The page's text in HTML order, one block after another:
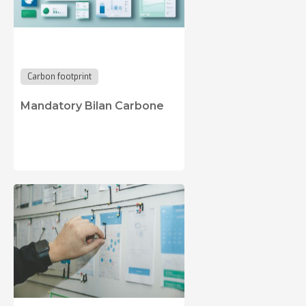
Carbon footprint
Mandatory Bilan Carbone